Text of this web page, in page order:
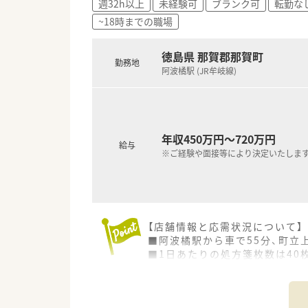
■那賀町の店舗での勤務にあた
■昇給は年1回で前年度実績は
週32h以上 未経験可 ブランク可
転勤な
~18時までの職場
勤務地 徳島県 那賀郡那賀町
阿波橘駅 (JR牟岐線)
給与 年収450万円～720万円
※ご経験や面接等により決定いたしま
【店舗情報と応需状況について】
■阿波橘駅から車で55分、町立
■1日あたりの処方箋枚数は40